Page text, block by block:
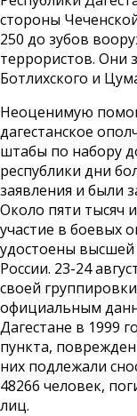
стороны
250 до зубов
террористов. Они
Ботлихского и
Неоценимую
дагестанское
штабы по набору
республики дни
заявления и были
Около пяти тысяч
участие в боевых
удостоены
России. 23-24
своей
официальным
Дагестане в 1999
пункта,
них подлежали
48266 человек,
лиц.